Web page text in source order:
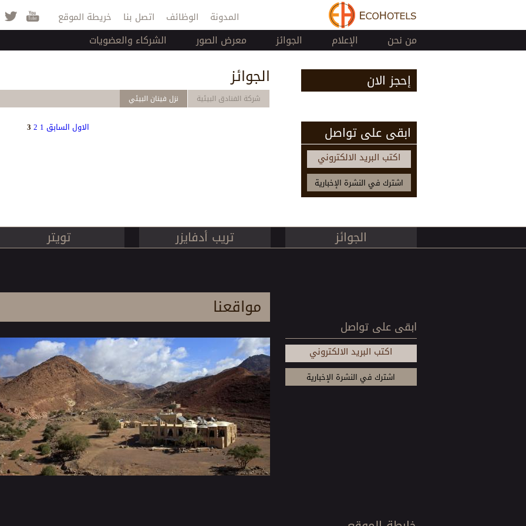
المدونة الوظائف اتصل بنا خريطة الموقع
من نحن الإعلام الجوائز معرض الصور الشركاء والعضويات
الجوائز
شركة الفنادق البيئية نزل فينان البيئي
الاول السابق 1
2
3
إحجز الان
ابقى على تواصل
اكتب البريد الالكتروني
تويتر تريب أدفايزر الجوائز
مواقعنا
ابقى على تواصل
اكتب البريد الالكتروني